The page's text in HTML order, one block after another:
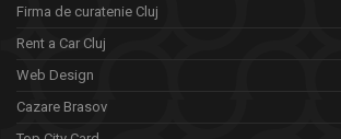
Firma de curatenie Cluj
Rent a Car Cluj
Web Design
Cazare Brasov